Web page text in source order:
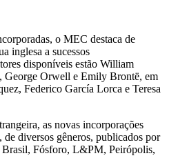
o MEC destaca de
inglesa a sucessos
disponíveis estão William
George Orwell e Emily Brontë, em
Federico García Lorca e Teresa
as novas incorporações
diversos gêneros, publicados por
Fósforo, L&PM, Peirópolis,